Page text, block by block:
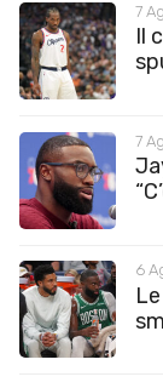
7
Il
7
6